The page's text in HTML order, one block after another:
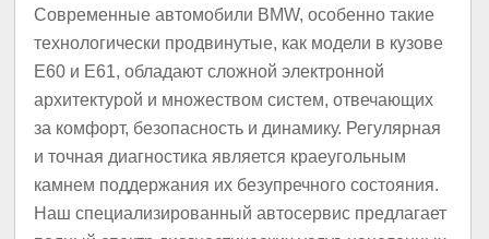
Современные автомобили BMW, особенно такие
технологически продвинутые, как модели в кузове
E60 и E61, обладают сложной электронной
архитектурой и множеством систем, отвечающих
за комфорт, безопасность и динамику. Регулярная
и точная диагностика является краеугольным
камнем поддержания их безупречного состояния.
Наш специализированный автосервис предлагает